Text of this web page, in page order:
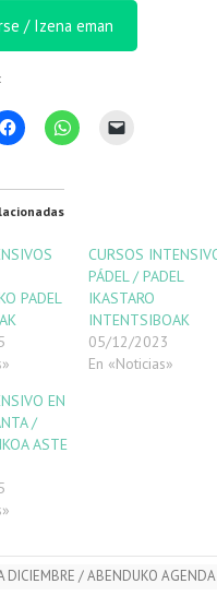
/ Izena eman
PADEL
CURSOS
PÁDEL / PADEL
IKASTARO
INTENTSIBOAK
05/12/2023
En «Noticias»
EN
/
ASTE
DICIEMBRE / ABENDUKO AGENDA